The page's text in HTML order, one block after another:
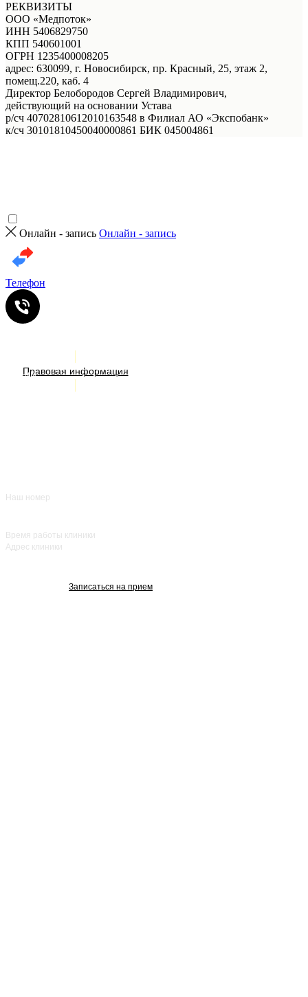
Правовая информация
Акции
Наш номер
Время работы клиники
Адрес клиники
Записаться на прием
РЕКВИЗИТЫ
ООО «Медпоток»
ИНН 5406829750
КПП 540601001
ОГРН 1235400008205
адрес: 630099, г. Новосибирск, пр. Красный, 25, этаж 2,
помещ.220, каб. 4
Директор Белобородов Сергей Владимирович,
действующий на основании Устава
р/сч 40702810612010163548 в Филиал АО «Экспобанк»
к/сч 30101810450040000861 БИК 045004861
ИМЕЮТСЯ ПРОТИВОПОКАЗАНИЯ. НЕОБХОДИМА
КОНСУЛЬТАЦИЯ СПЕЦИАЛИСТА
Онлайн - запись Онлайн - запись
Телефон